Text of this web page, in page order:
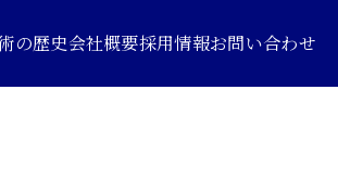
の歴史会社概要採用情報お問い合わせ